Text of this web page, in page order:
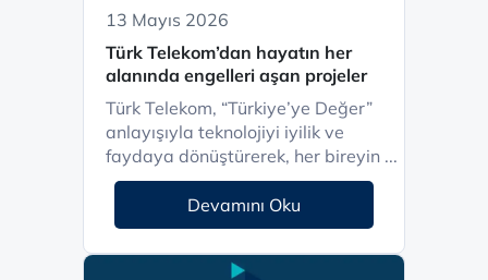
13 Mayıs 2026
Türk Telekom’dan hayatın her
alanında engelleri aşan projeler
Türk Telekom, “Türkiye’ye Değer”
anlayışıyla teknolojiyi iyilik ve
faydaya dönüştürerek, her bireyin ...
Devamını Oku